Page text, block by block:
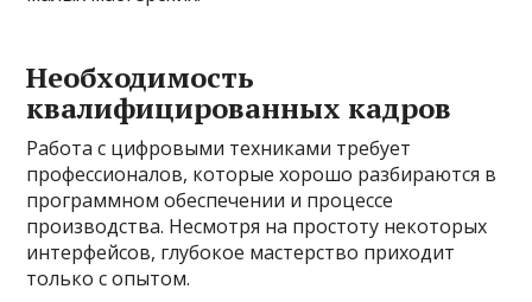
Необходимость
квалифицированных кадров
Работа с цифровыми техниками требует
профессионалов, которые хорошо разбираются в
программном обеспечении и процессе
производства. Несмотря на простоту некоторых
интерфейсов, глубокое мастерство приходит
только с опытом.